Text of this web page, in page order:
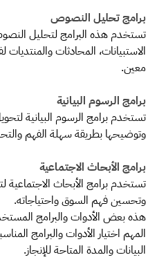
برامج تحليل النصوص
تستخدم هذه البرامج لتحليل
الاستبيانات، المحادثات
معين.
برامج الرسوم البيانية
تستخدم برامج الرسوم البيانية
وتوضيحها بطريقة سهلة الفهم
برامج الأبحاث الاجتماعية
تستخدم برامج الأبحاث الاجتماعية
وتحسين فهم السوق واحتياجاته.
هذه بعض الأدوات والبرامج
المهم اختيار الأدوات والبرامج
البيانات والمدة المتاحة للإنجاز.